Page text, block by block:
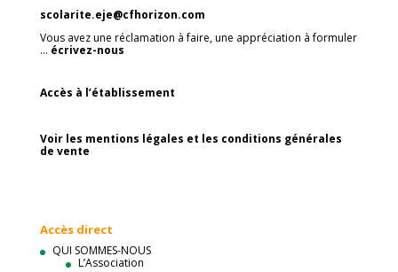
scolarite.eje@cfhorizon.com
Vous avez une réclamation à faire, une appréciation à formuler
… écrivez-nous
Accès à l’établissement
Voir les mentions légales et les conditions générales
de vente
Accès direct
QUI SOMMES-NOUS
L’Association